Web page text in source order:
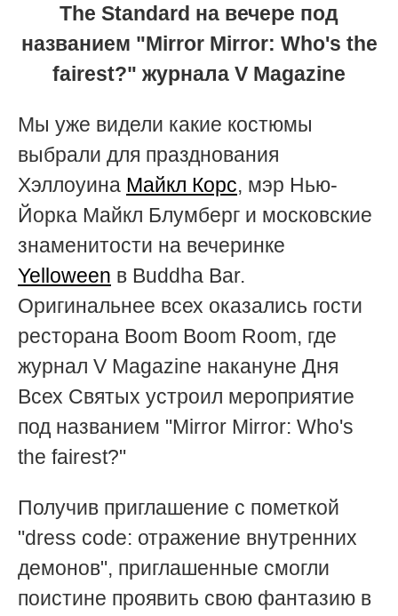
The Standard на вечере под
названием "Mirror Mirror: Who's the
fairest?" журнала V Magazine
Мы уже видели какие костюмы
выбрали для празднования
Хэллоуина Майкл Корс, мэр Нью-
Йорка Майкл Блумберг и московские
знаменитости на вечеринке
Yelloween в Buddha Bar.
Оригинальнее всех оказались гости
ресторана Boom Boom Room, где
журнал V Magazine накануне Дня
Всех Святых устроил мероприятие
под названием "Mirror Mirror: Who's
the fairest?"
Получив приглашение с пометкой
"dress code: отражение внутренних
демонов", приглашенные смогли
поистине проявить свою фантазию в